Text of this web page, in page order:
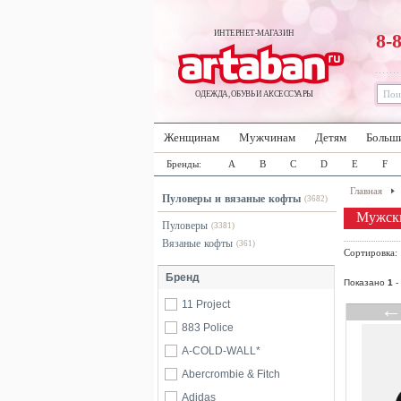
ИНТЕРНЕТ-МАГАЗИН
ОДЕЖДА, ОБУВЬ И АКСЕССУАРЫ
8-
Женщинам Мужчинам Детям
Бренды: A B C D E F
Пуловеры и вязаные кофты (3682)
Пуловеры (3381)
Вязаные кофты (361)
Бренд
11 Project
883 Police
A-COLD-WALL*
Abercrombie & Fitch
Adidas
Главная
Сортировка:
Показано 1 -